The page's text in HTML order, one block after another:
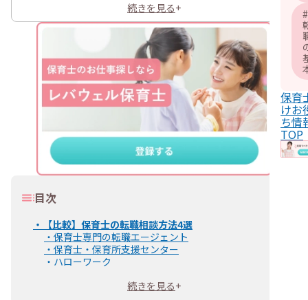
#
保育
けお
ち情
TOP
続きを見る+
目次
・
【比較】保育士の転職相談方法4選
・ 保育士専門の転職エージェント
・ 保育士・保育所支援センター
・ ハローワーク
保育士の転職相談ならレバウェル保育士がおすすめ
続きを見る+